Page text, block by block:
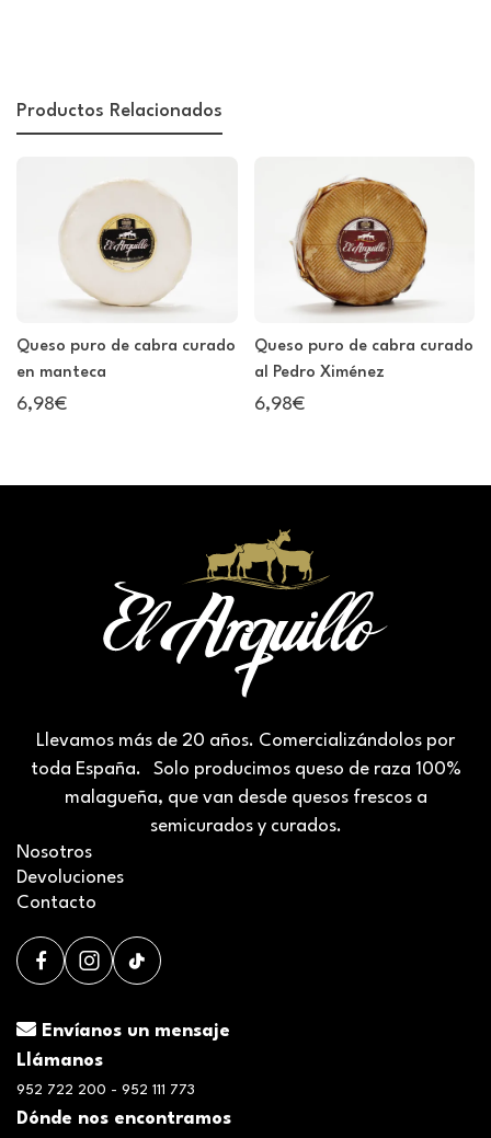
Productos Relacionados
Queso puro de cabra curado
en manteca
6,98€
Queso puro de cabra curado
al Pedro Ximénez
6,98€
Nosotros
Devoluciones
Contacto
Llevamos más de 20 años. Comercializándolos por
toda España. Solo producimos queso de raza 100%
malagueña, que van desde quesos frescos a
semicurados y curados.
Envíanos un mensaje
Llámanos
952 722 200 - 952 111 773
Dónde nos encontramos